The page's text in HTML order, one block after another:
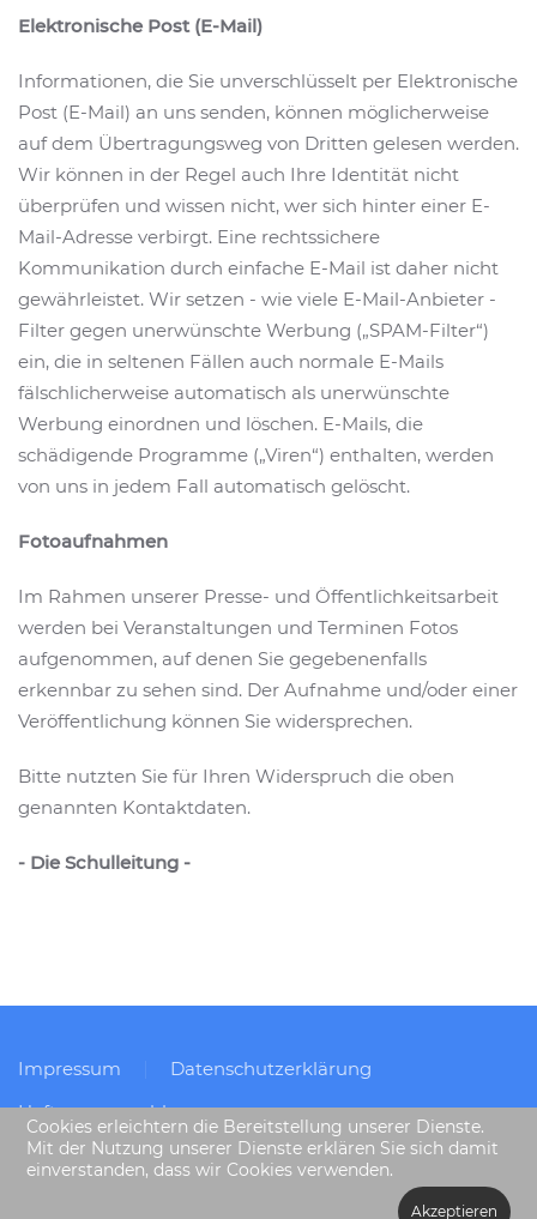
Elektronische Post (E-Mail)
Informationen, die Sie unverschlüsselt per Elektronische
Post (E-Mail) an uns senden, können möglicherweise
auf dem Übertragungsweg von Dritten gelesen werden.
Wir können in der Regel auch Ihre Identität nicht
überprüfen und wissen nicht, wer sich hinter einer E-
Mail-Adresse verbirgt. Eine rechtssichere
Kommunikation durch einfache E-Mail ist daher nicht
gewährleistet. Wir setzen - wie viele E-Mail-Anbieter -
Filter gegen unerwünschte Werbung („SPAM-Filter“)
ein, die in seltenen Fällen auch normale E-Mails
fälschlicherweise automatisch als unerwünschte
Werbung einordnen und löschen. E-Mails, die
schädigende Programme („Viren“) enthalten, werden
von uns in jedem Fall automatisch gelöscht.
Fotoaufnahmen
Im Rahmen unserer Presse- und Öffentlichkeitsarbeit
werden bei Veranstaltungen und Terminen Fotos
aufgenommen, auf denen Sie gegebenenfalls
erkennbar zu sehen sind. Der Aufnahme und/oder einer
Veröffentlichung können Sie widersprechen.
Bitte nutzten Sie für Ihren Widerspruch die oben
genannten Kontaktdaten.
- Die Schulleitung -
Impressum
Datenschutzerklärung
Haftungsausschluss
Cookies erleichtern die Bereitstellung unserer Dienste.
Mit der Nutzung unserer Dienste erklären Sie sich damit
einverstanden, dass wir Cookies verwenden.
Akzeptieren